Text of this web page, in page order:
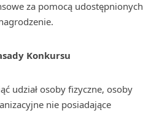
za pomocą udostępnionych
Konkursu
udział osoby fizyczne, osoby
nie posiadające